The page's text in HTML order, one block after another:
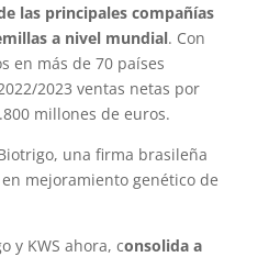
las principales compañías
a nivel mundial. Con
en más de 70 países
2023 ventas netas por
millones de euros.
una firma brasileña
mejoramiento genético de
y KWS ahora, consolida a